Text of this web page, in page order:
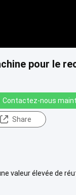
pour le
Contactez-nous
Share
valeur élevée de